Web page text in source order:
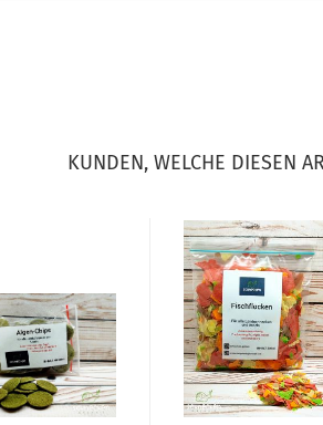
KUNDEN, WELCHE DIESEN